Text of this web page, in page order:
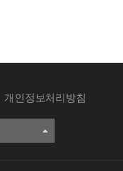
개인정보처리방침